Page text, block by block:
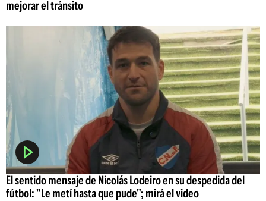
mejorar el tránsito
El sentido mensaje de Nicolás Lodeiro en su despedida del
fútbol: "Le metí hasta que pude"; mirá el video